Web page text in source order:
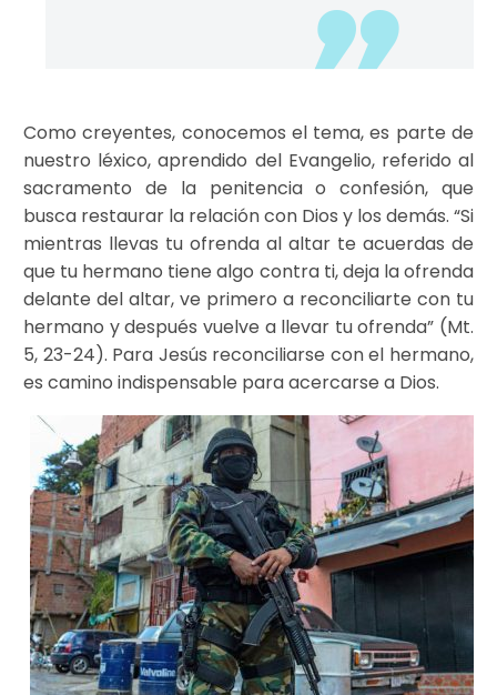
Como creyentes, conocemos el tema, es parte de
nuestro léxico, aprendido del Evangelio, referido al
sacramento de la penitencia o confesión, que
busca restaurar la relación con Dios y los demás. “Si
mientras llevas tu ofrenda al altar te acuerdas de
que tu hermano tiene algo contra ti, deja la ofrenda
delante del altar, ve primero a reconciliarte con tu
hermano y después vuelve a llevar tu ofrenda” (Mt.
5, 23-24). Para Jesús reconciliarse con el hermano,
es camino indispensable para acercarse a Dios.